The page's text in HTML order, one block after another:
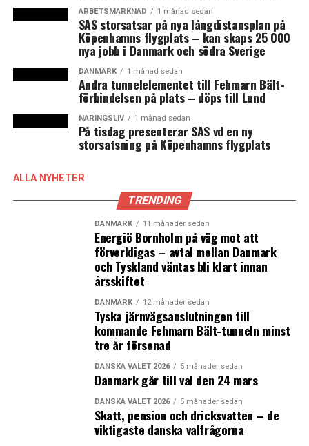
Den totala satsningen börjar blygsamt med under tre
miljarder kronor 2016 för att stiga år för år till 15
miljarder under 2020.
Förslaget mötte genast kritik från det borgerliga
oppositionspartiet Ventste vars hälsovårdsordförande
Sophie Løhde twittrade: ”Helt riktigt Thorning, det är
inte lyx, det är en lyxfälla”.
att Helle Thorning-Schmidt kommer att utlysa
folketingsvalet senare denna vecka även om ingen
verkar helt säker. Med tanke på att sommarsemestrarna
närmar sig skulle ett uteblivet besked under veckan
innebära att valet dröjer till någon av de två första
veckorna i september. De danska reglerna för valet till
folketinget innebär att statministern med kort
förvarning kan utlysa valet när som helst så länge det
hålls inom fyra år. Senast den 14 september i år måste
det danska folketingsvalet hållas. (News Øresund)
Kraftig ökning av antalet svenska kvinnor som får
konstgjord befruktning i Danmark
LO tror på 88 000 nya jobb i Danmark på tre år
ARBETSMARKNAD 1 månad sedan
SAS storsatsar på nya långdistansplan på
Köpenhamns flygplats – kan skaps 25 000
nya jobb i Danmark och södra Sverige
DANMARK 1 månad sedan
Andra tunnelelementet till Fehmarn Bält-
förbindelsen på plats – döps till Lund
NÄRINGSLIV 1 månad sedan
På tisdag presenterar SAS vd en ny
storsatsning på Köpenhamns flygplats
ALLA NYHETER
TRENDING
DANMARK 11 månader sedan
Energiö Bornholm på väg mot att
förverkligas – avtal mellan Danmark
och Tyskland väntas bli klart innan
årsskiftet
DANMARK 12 månader sedan
Tyska järnvägsanslutningen till
kommande Fehmarn Bält-tunneln minst
tre år försenad
DANSKA VALET 2026 5 månader sedan
Danmark går till val den 24 mars
DANSKA VALET 2026 5 månader sedan
Skatt, pension och dricksvatten – de
viktigaste danska valfrågorna